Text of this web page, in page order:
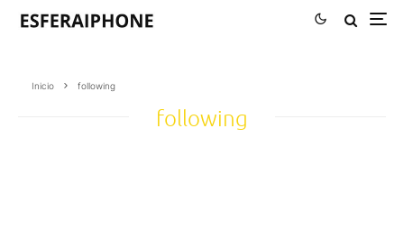
Inicio following
following